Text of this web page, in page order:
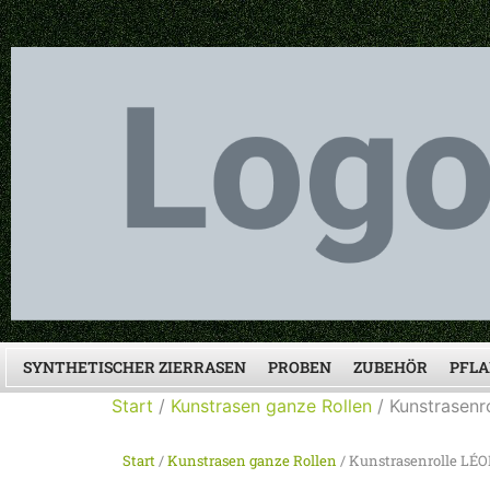
SYNTHETISCHER ZIERRASEN PROBEN ZUBEHÖR
Start / Kunstrasen ganze Rollen /
Start/Kunstrasen ganze Rollen / Kunstrasenrolle